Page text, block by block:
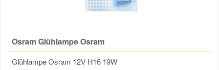
Osram Glühlampe Osram
Glühlampe Osram 12V H16 19W
Zündanlage und Glühanlage
Reparatur-Zubehör
Karosserie Werkzeug
Schlüsselgehäuse
Werkstattbedarf
Daihatsu Ersatzteile